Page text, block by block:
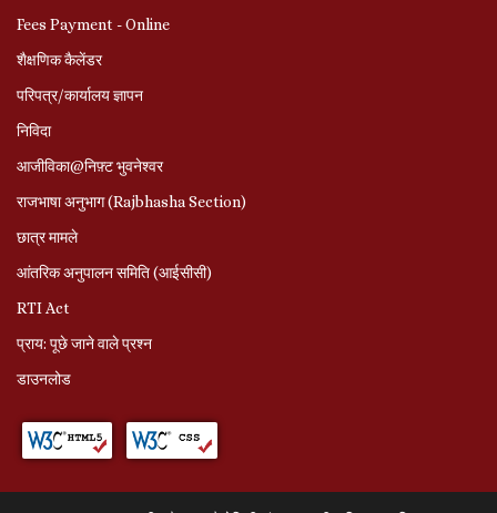
Fees Payment - Online
शैक्षणिक कैलेंडर
परिपत्र/कार्यालय ज्ञापन
निविदा
आजीविका@निफ़्ट भुवनेश्वर
राजभाषा अनुभाग (Rajbhasha Section)
छात्र मामले
आंतरिक अनुपालन समिति (आईसीसी)
RTI Act
प्राय: पूछे जाने वाले प्रश्‍न
डाउनलोड